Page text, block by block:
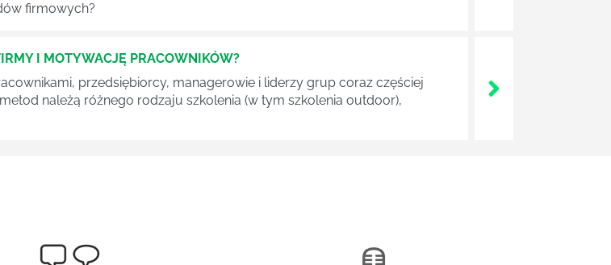
firmowych?
I MOTYWACJĘ PRACOWNIKÓW?
przedsiębiorcy, managerowie i liderzy grup coraz częściej
należą różnego rodzaju szkolenia (w tym szkolenia outdoor),